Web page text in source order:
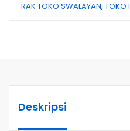
RAK TOKO SWALAYAN, TOKO
Deskripsi